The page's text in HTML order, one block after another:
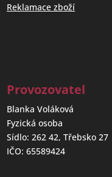
Reklamace zboží
Provozovatel
Blanka Voláková
Fyzická osoba
Sídlo: 262 42, Třebsko 27
IČO: 65589424